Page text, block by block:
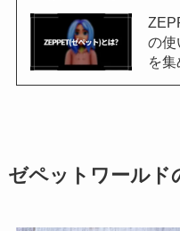
の使
を
ゼペットワールド